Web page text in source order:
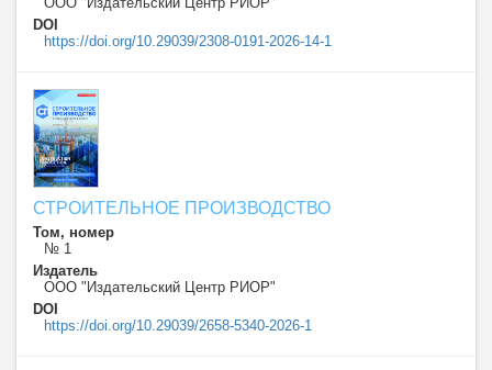
DOI
https://doi.org/10.29039/2308-0191-2026-14-1
СТРОИТЕЛЬНОЕ ПРОИЗВОДСТВО
Том, номер
№ 1
Издатель
ООО "Издательский Центр РИОР"
DOI
https://doi.org/10.29039/2658-5340-2026-1